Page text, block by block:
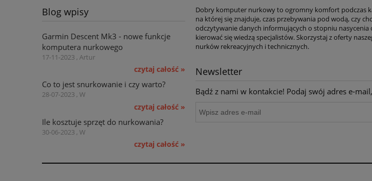
Blog wpisy
Garmin Descent Mk3 - nowe funkcje
komputera nurkowego
17-11-2023 , Artur
czytaj całość »
Co to jest snurkowanie i czy warto?
28-07-2023 , W
czytaj całość »
Ile kosztuje sprzęt do nurkowania?
30-06-2023 , W
czytaj całość »
Dobry komputer nurkowy to ogromny komfort podczas
na której się znajduje, czas przebywania pod wodą, czy
odczytywanie danych informujących o stopniu
kierować się wiedzą specjalistów. Skorzystaj z oferty
nurków rekreacyjnych i technicznych.
Newsletter
Bądź z nami w kontakcie! Podaj swój adres e-